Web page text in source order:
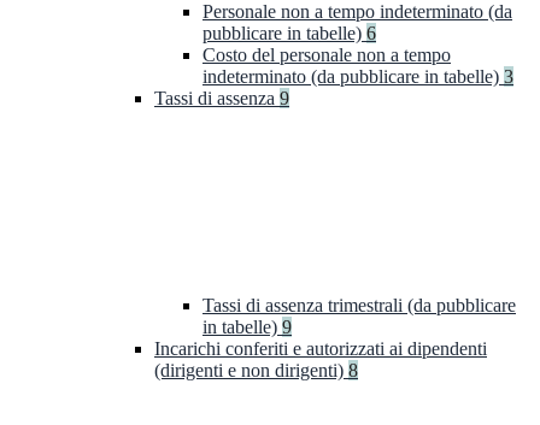
Personale non a tempo indeterminato (da
pubblicare in tabelle) 6
Costo del personale non a tempo
indeterminato (da pubblicare in tabelle) 3
Tassi di assenza 9
Tassi di assenza trimestrali (da pubblicare
in tabelle) 9
Incarichi conferiti e autorizzati ai dipendenti
(dirigenti e non dirigenti) 8